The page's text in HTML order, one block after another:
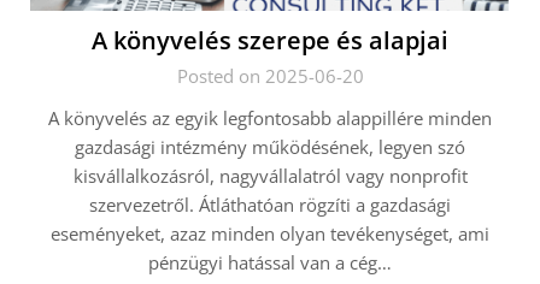
A könyvelés szerepe és alapjai
Posted on 2025-06-20
A könyvelés az egyik legfontosabb alappillére minden
gazdasági intézmény működésének, legyen szó
kisvállalkozásról, nagyvállalatról vagy nonprofit
szervezetről. Átláthatóan rögzíti a gazdasági
eseményeket, azaz minden olyan tevékenységet, ami
pénzügyi hatással van a cég…